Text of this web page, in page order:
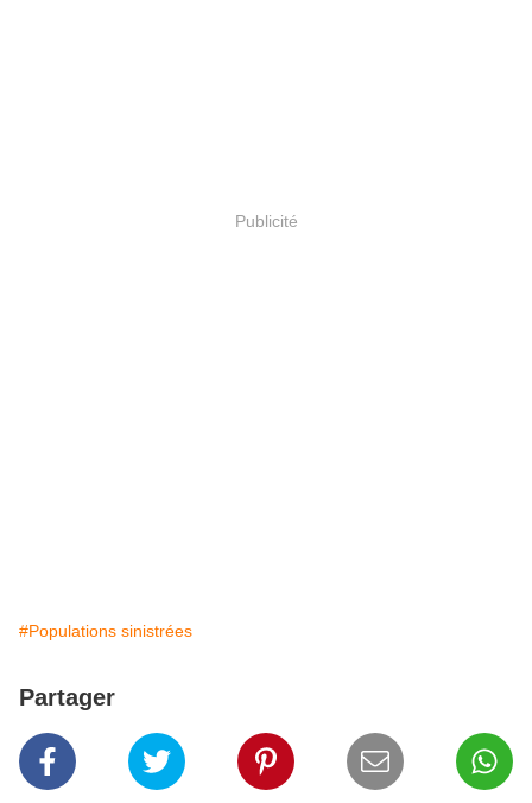
Publicité
#Populations sinistrées
Partager